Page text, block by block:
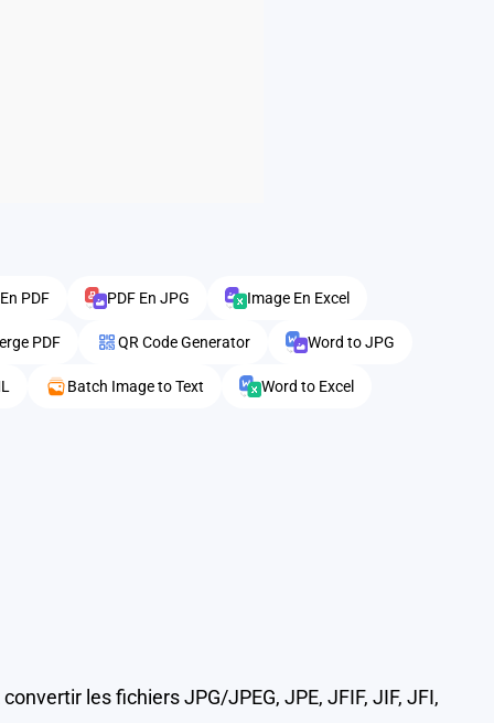
PDF PDF En JPG Image En Excel
PDF QR Code Generator Word to JPG
Batch Image to Text Word to Excel
les fichiers JPG/JPEG, JPE, JFIF, JIF, JFI,